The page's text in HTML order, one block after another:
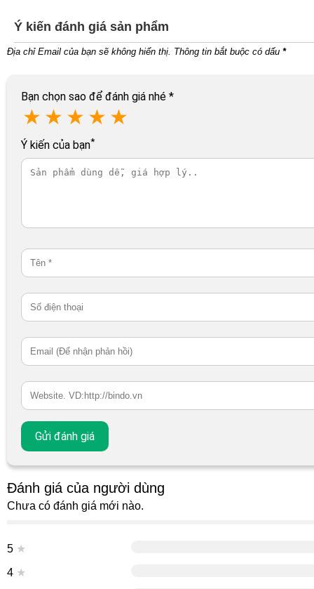
Ý kiến đánh giá sản phẩm
Địa chỉ Email của bạn sẽ không hiển thị. Thông tin bắt buộc có dấu *
Bạn chọn sao để đánh giá nhé *
★ ★ ★ ★ ★
Ý kiến của bạn*
Đánh giá của người dùng
Chưa có đánh giá mới nào.
5 ★
4 ★